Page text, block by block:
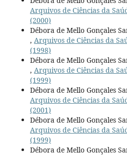
Arquivos de Ciências da
(2000)
Débora de Mello Gonçales
, Arquivos de Ciências da
(1998)
Débora de Mello Gonçales
, Arquivos de Ciências da
(1999)
Débora de Mello Gonçales
Arquivos de Ciências da
(2001)
Débora de Mello Gonçales
Arquivos de Ciências da
(1999)
Débora de Mello Gonçales